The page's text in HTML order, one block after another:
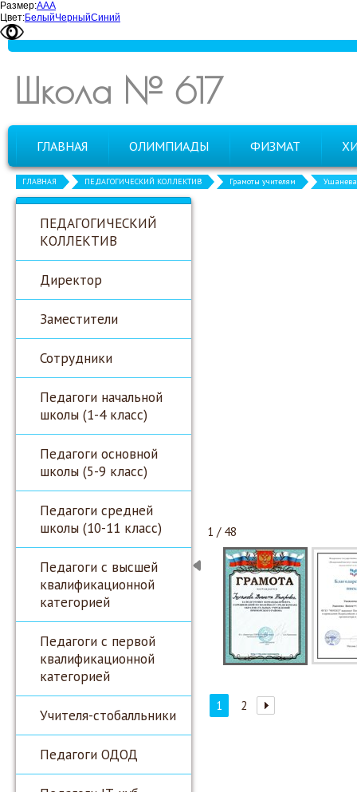
Размер:ААА
Цвет:БелыйЧерныйСиний
Школа № 617
ГЛАВНАЯ ОЛИМПИАДЫ ФИЗМАТ
ГЛАВНАЯ ПЕДАГОГИЧЕСКИЙ КОЛЛЕКТИВ Грамоты учителям
ПЕДАГОГИЧЕСКИЙ
КОЛЛЕКТИВ
Директор
Заместители
Сотрудники
Педагоги начальной
школы (1-4 класс)
Педагоги основной
школы (5-9 класс)
Педагоги средней
школы (10-11 класс)
Педагоги с высшей
квалификационной
категорией
Педагоги с первой
квалификационной
категорией
Учителя-стобалльники
Педагоги ОДОД
1 / 48
1 2